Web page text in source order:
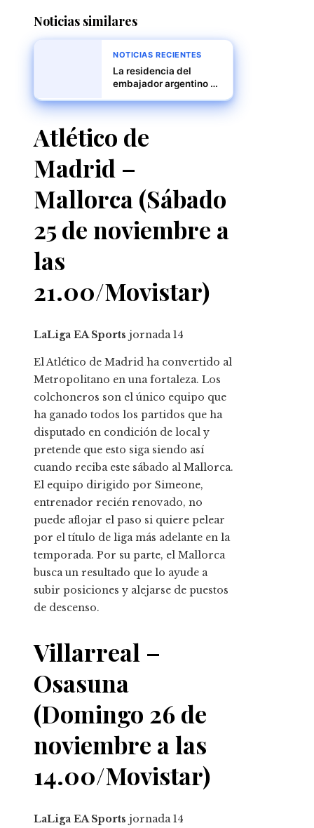
Noticias similares
NOTICIAS RECIENTES
La residencia del
embajador argentino en
bajo asedio
Atlético de
Madrid –
Mallorca (Sábado
25 de noviembre a
las
21.00/Movistar)
LaLiga EA Sports jornada 14
El Atlético de Madrid ha convertido al
Metropolitano en una fortaleza. Los
colchoneros son el único equipo que
ha ganado todos los partidos que ha
disputado en condición de local y
pretende que esto siga siendo así
cuando reciba este sábado al Mallorca.
El equipo dirigido por Simeone,
entrenador recién renovado, no
puede aflojar el paso si quiere pelear
por el título de liga más adelante en la
temporada. Por su parte, el Mallorca
busca un resultado que lo ayude a
subir posiciones y alejarse de puestos
de descenso.
Villarreal –
Osasuna
(Domingo 26 de
noviembre a las
14.00/Movistar)
LaLiga EA Sports jornada 14